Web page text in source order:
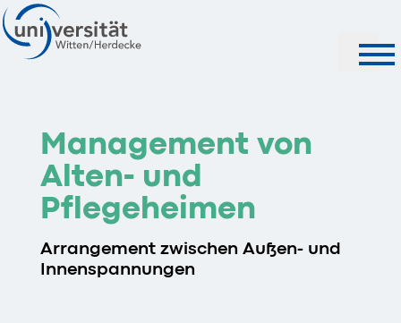
Management von
Alten- und
Pflegeheimen
Arrangement zwischen Außen- und
Innenspannungen